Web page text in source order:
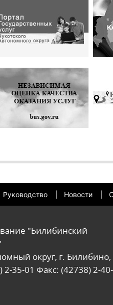
Руководство Новости
"Билибинский
округ, г. Билибино,
2-35-01 Факс: (42738) 2-